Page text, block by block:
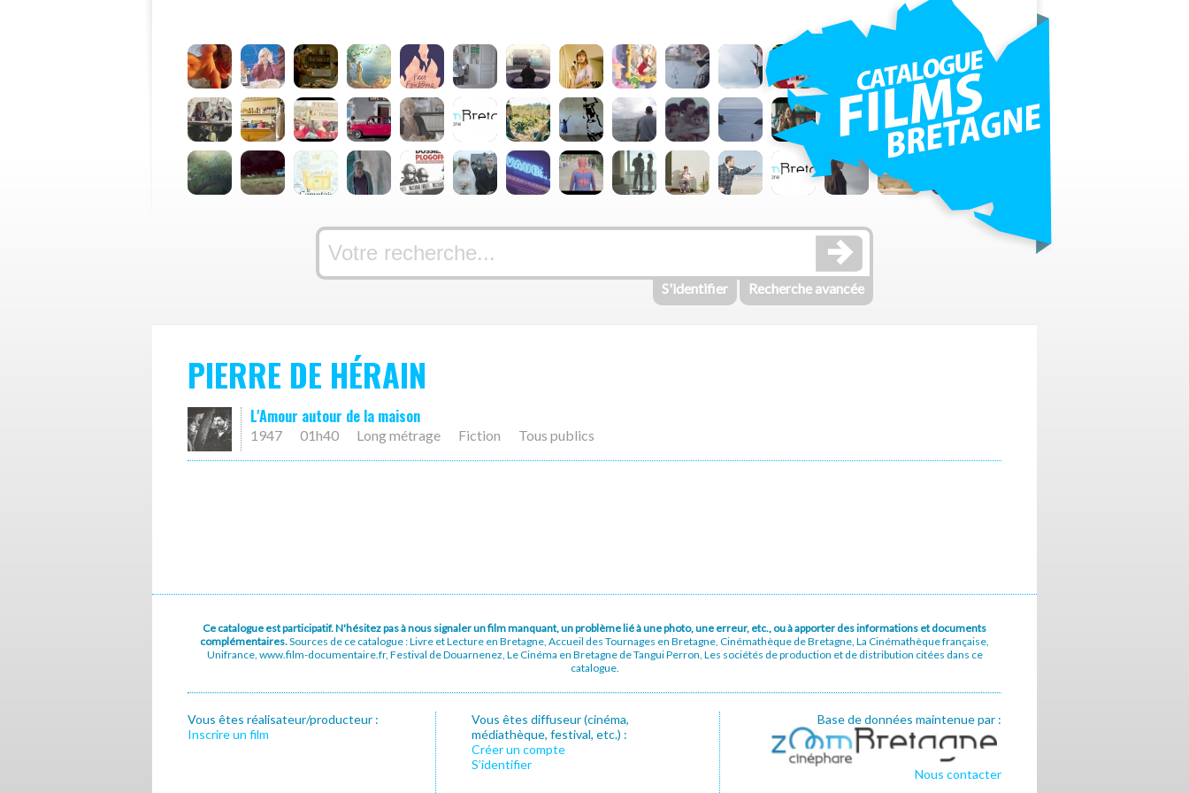
S'identifier Recherche avancée
PIERRE DE HÉRAIN
L'Amour autour de la maison
1947 01h40 Long métrage Fiction Tous publics
Ce catalogue est participatif. N'hésitez pas à nous signaler un film manquant, un problème lié à une photo, une erreur, etc., ou à apporter des informations et documents
complémentaires.Sources de ce catalogue : Livre et Lecture en Bretagne, Accueil des Tournages en Bretagne, Cinémathèque de Bretagne, La Cinémathèque française,
Unifrance, www.film-documentaire.fr, Festival de Douarnenez, Le Cinéma en Bretagne de Tangui Perron, Les sociétés de production et de distribution citées dans ce
catalogue.
Vous êtes réalisateur/producteur :
Inscrire un film
Vous êtes diffuseur (cinéma,
médiathèque, festival, etc.) :
Créer un compte
S’identifier
Base de données maintenue par :
Nous contacter